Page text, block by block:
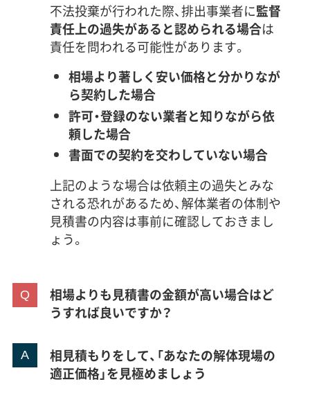
不法投棄が行われた際、排出事業者に監督
責任上の過失があると認められる場合は
責任を問われる可能性があります。
相場より著しく安い価格と分かりなが
ら契約した場合
許可・登録のない業者と知りながら依
頼した場合
書面での契約を交わしていない場合
上記のような場合は依頼主の過失とみな
される恐れがあるため、解体業者の体制や
見積書の内容は事前に確認しておきまし
ょう。
相場よりも見積書の金額が高い場合はど
うすれば良いですか？
相見積もりをして、「あなたの解体現場の
適正価格」を見極めましょう